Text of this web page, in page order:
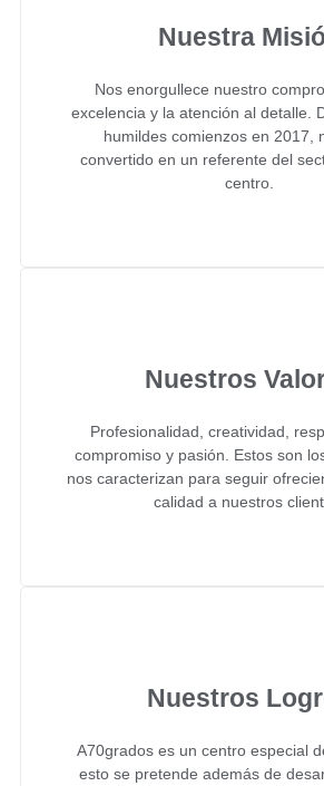
Nuestra
Nos enorgullece nuestro
excelencia y la atención al detalle.
humildes comienzos en 2017,
convertido en un referente del
centro.
Nuestros
Profesionalidad, creatividad,
compromiso y pasión. Estos son
nos caracterizan para seguir
calidad a nuestros
Nuestros
A70grados es un centro especial
esto se pretende además de